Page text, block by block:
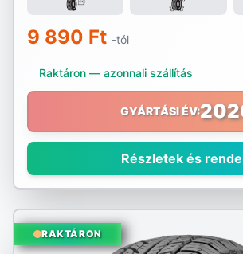
Nankang
Nexen
Nordex
Nortenha
Optimo
Ovation
9 890 Ft -tól
Raktáron — azonnali szállítás
GYÁRTÁSI ÉV:
Részletek és
RAKTÁRON